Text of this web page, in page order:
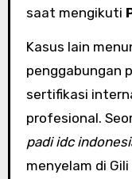
saat mengikuti
Kasus lain
penggabungan
sertifikasi
profesional.
padi idc
menyelam di